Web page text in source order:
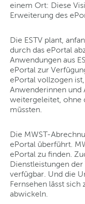
einem Ort: Diese
Erweiterung des
Die ESTV plant,
durch das ePortal
Anwendungen aus
ePortal zur
ePortal vollzogen
Anwenderinnen und
weitergeleitet, ohne
müssten.
Die MWST-
ePortal überführt.
ePortal zu finden.
Dienstleistungen
verfügbar. Und die
Fernsehen lässt
abwickeln.